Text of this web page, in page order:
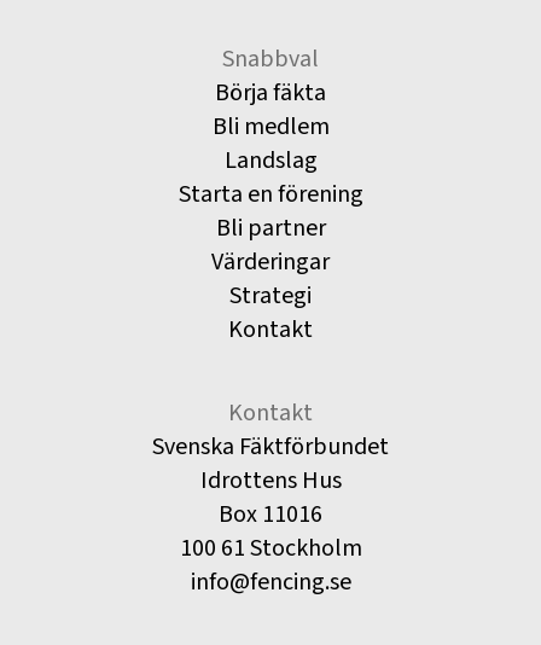
Snabbval
Börja fäkta
Bli medlem
Landslag
Starta en förening
Bli partner
Värderingar
Strategi
Kontakt
Kontakt
Svenska Fäktförbundet
Idrottens Hus
Box 11016
100 61 Stockholm
info@fencing.se